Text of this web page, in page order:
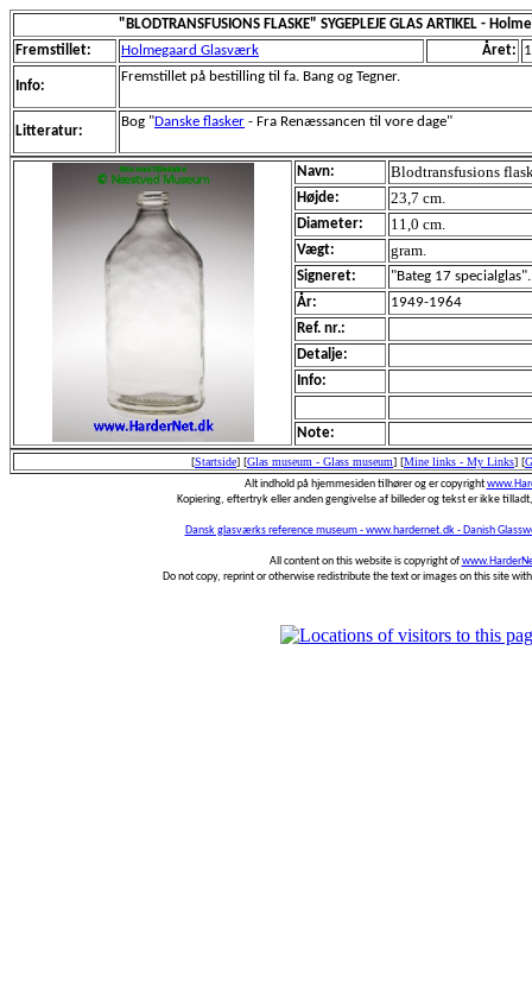
"BLODTRANSFUSIONS FLASKE" SYGEPLEJE GLAS ARTIKEL -
Fremstillet:
Holmegaard Glasværk Året:
Info:
Fremstillet på bestilling til fa. Bang og Tegner.
Litteratur:
Bog "Danske flasker - Fra Renæssancen til vore dage"
Navn: Blodtransfusions
Højde: 23,7 cm.
Diameter: 11,0 cm.
Vægt: gram.
Signeret:
"Bateg 17
År:
1949-1964
Ref. nr.:
Detalje:
Info:
Note:
[Startside] [Glas museum - Glass museum] [Mine links - My Links] [
Alt indhold på hjemmesiden tilhører og er copyright
Kopiering, eftertryk eller anden gengivelse af billeder og tekst er ikke
Dansk glasværks reference museum - www.hardernet.dk - Danish
All content on this website is copyright of
Do not copy, reprint or otherwise redistribute the text or images on this site